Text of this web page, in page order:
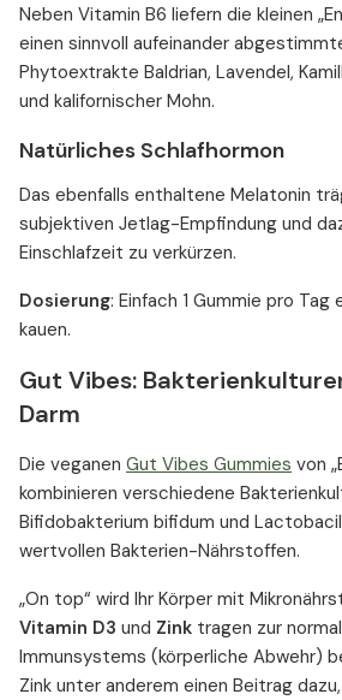
Neben Vitamin B6 liefern die kleinen
einen sinnvoll aufeinander
Phytoextrakte Baldrian, Lavendel,
und kalifornischer Mohn.
Natürliches Schlafhormon
Das ebenfalls enthaltene Melatonin
subjektiven Jetlag-Empfindung und
Einschlafzeit zu verkürzen.
Dosierung: Einfach 1 Gummie pro Tag
kauen.
Gut Vibes:
Darm
Die veganen Gut Vibes Gummies von
kombinieren verschiedene
Bifidobakterium bifidum und
wertvollen Bakterien-Nährstoffen.
„On top“ wird Ihr Körper mit
Vitamin D3 und Zink tragen zur
Immunsystems (körperliche Abwehr)
Zink unter anderem einen Beitrag